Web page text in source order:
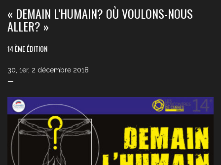
« DEMAIN L’HUMAIN? OÙ VOULONS-NOUS
ALLER? »
14 ÈME ÉDITION
30, 1er, 2 décembre 2018
—